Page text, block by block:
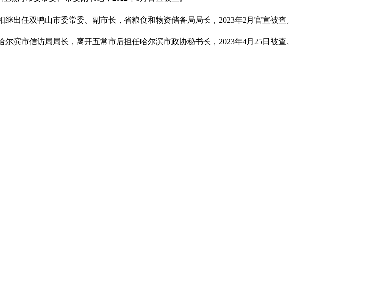
出任双鸭山市委常委、副市长，省粮食和物资储备局局长，2023年2月官宣被查。
滨市信访局局长，离开五常市后担任哈尔滨市政协秘书长，2023年4月25日被查。